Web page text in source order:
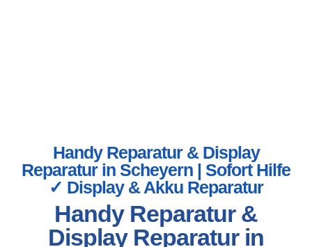
Handy Reparatur & Display
Reparatur in Scheyern | Sofort Hilfe
✓ Display & Akku Reparatur
Handy Reparatur &
Display Reparatur in